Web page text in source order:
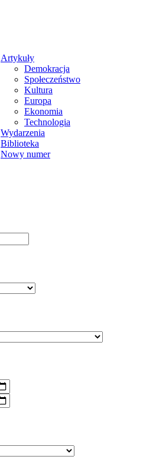
Artykuły
Demokracja
Społeczeństwo
Kultura
Europa
Ekonomia
Technologia
Wydarzenia
Biblioteka
Nowy numer